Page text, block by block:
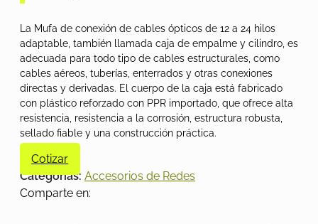
La Mufa de conexión de cables ópticos de 12 a 24 hilos
adaptable, también llamada caja de empalme y cilindro, es
adecuada para todo tipo de cables estructurales, como
cables aéreos, tuberías, enterrados y otras conexiones
directas y derivadas. El cuerpo de la caja está fabricado
con plástico reforzado con PPR importado, que ofrece alta
resistencia, resistencia a la corrosión, estructura robusta,
sellado fiable y una construcción práctica.
Cotizar
Categorías: Accesorios de Redes
Comparte en: